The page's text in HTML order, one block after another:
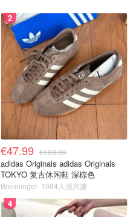
2
€47.99 €100.00
adidas Originals adidas Originals
TOKYO 复古休闲鞋 深棕色
Breuninger 1064人感兴趣
4